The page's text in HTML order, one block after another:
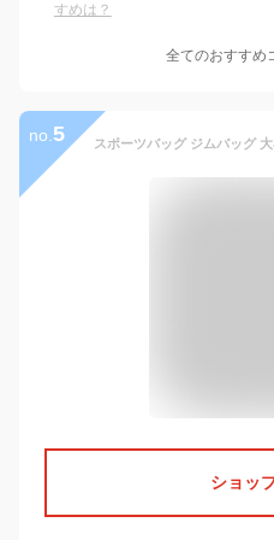
すめは？
全てのおすすめ
no. 5
ショッ